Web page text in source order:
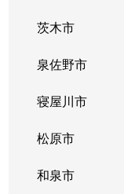
茨木市
泉佐野市
寝屋川市
松原市
和泉市